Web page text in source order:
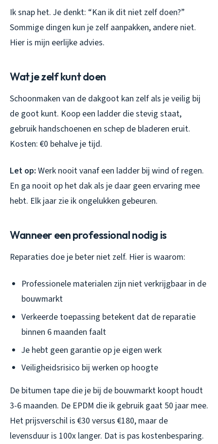
Ik snap het. Je denkt: “Kan ik dit niet zelf doen?”
Sommige dingen kun je zelf aanpakken, andere niet.
Hier is mijn eerlijke advies.
Wat je zelf kunt doen
Schoonmaken van de dakgoot kan zelf als je veilig bij
de goot kunt. Koop een ladder die stevig staat,
gebruik handschoenen en schep de bladeren eruit.
Kosten: €0 behalve je tijd.
Let op: Werk nooit vanaf een ladder bij wind of regen.
En ga nooit op het dak als je daar geen ervaring mee
hebt. Elk jaar zie ik ongelukken gebeuren.
Wanneer een professional nodig is
Reparaties doe je beter niet zelf. Hier is waarom:
Professionele materialen zijn niet verkrijgbaar in de
bouwmarkt
Verkeerde toepassing betekent dat de reparatie
binnen 6 maanden faalt
Je hebt geen garantie op je eigen werk
Veiligheidsrisico bij werken op hoogte
De bitumen tape die je bij de bouwmarkt koopt houdt
3-6 maanden. De EPDM die ik gebruik gaat 50 jaar mee.
Het prijsverschil is €30 versus €180, maar de
levensduur is 100x langer. Dat is pas kostenbesparing.